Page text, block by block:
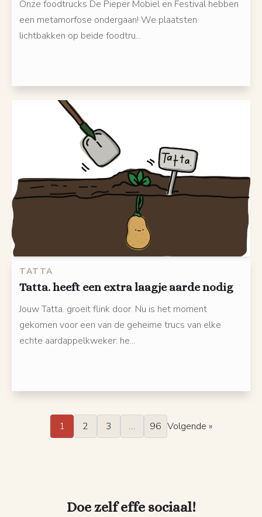
Onze foodtrucks De Pieper Mobiel en Festival hebben
een metamorfose ondergaan! We plaatsten
lichtbakken op beide foodtru...
TATTA
Tatta. heeft een extra laagje aarde nodig
Jouw Tatta. groeit flink door. Nu is het moment
gekomen voor een van de geheime trucs van elke
echte aardappelkweker: he...
1 2 3 … 96 Volgende »
Doe zelf effe sociaal!